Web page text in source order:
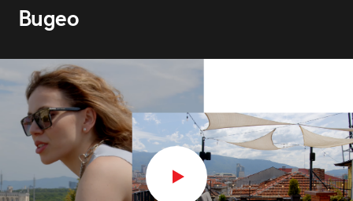
Видео